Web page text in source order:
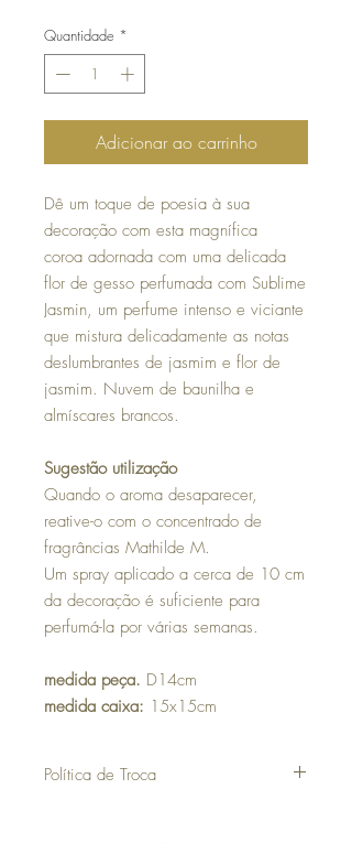
Quantidade *
Adicionar ao carrinho
Dê um toque de poesia à sua
decoração com esta magnífica
coroa adornada com uma delicada
flor de gesso perfumada com Sublime
Jasmin, um perfume intenso e viciante
que mistura delicadamente as notas
deslumbrantes de jasmim e flor de
jasmim. Nuvem de baunilha e
almíscares brancos.
Sugestão utilização
Quando o aroma desaparecer,
reative-o com o concentrado de
fragrâncias Mathilde M.
Um spray aplicado a cerca de 10 cm
da decoração é suficiente para
perfumá-la por várias semanas.
medida peça. D14cm
medida caixa: 15x15cm
Política de Troca